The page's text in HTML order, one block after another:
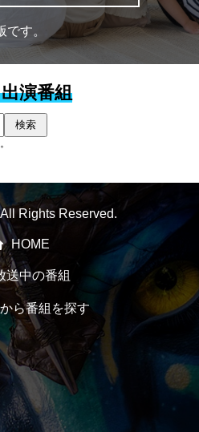
す。
演番組
検索
Rights Reserved.
HOME
送中の番組
ら番組を探す